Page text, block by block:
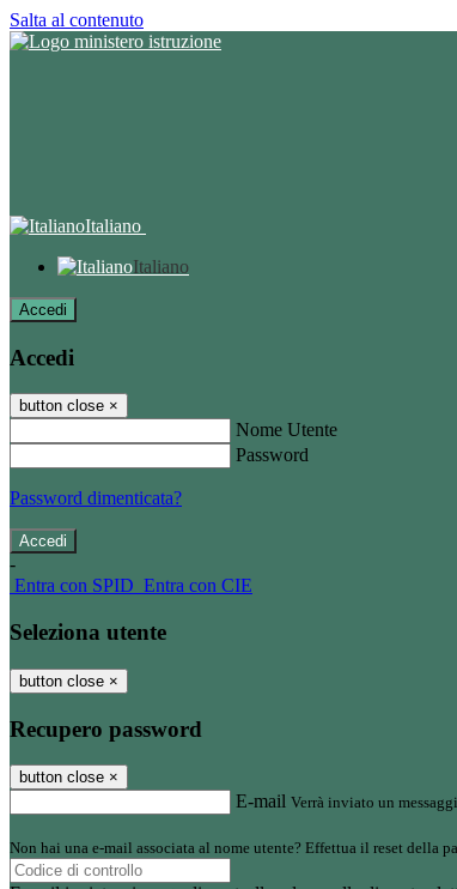
Salta al contenuto
Italiano
Italiano
Accedi
Accedi
button close ×
Nome Utente
Password
Password dimenticata?
-
Entra con SPID Entra con CIE
Seleziona utente
button close ×
Recupero password
button close ×
E-mail Verrà inviato un
Non hai una e-mail associata al nome utente? Effettua il reset della